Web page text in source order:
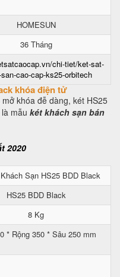
HOMESUN
36 Tháng
chi-tiet/ket-sat-
cao-cap-ks25-orbitech
khóa điện tử
khóa đễ dàng, két HS25
mẫu két khách sạn bán
Sạn HS25 BDD Black
HS25 BDD Black
8 Kg
* Rộng 350 * Sâu 250 mm